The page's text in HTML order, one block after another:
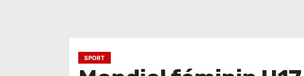
SPORT